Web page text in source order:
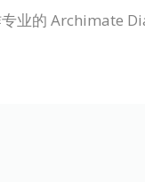
业的 Archimate